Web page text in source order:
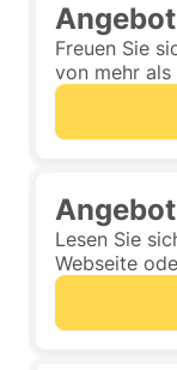
Angebot
Freuen Sie
von mehr
Angebot
Lesen Sie
Webseite